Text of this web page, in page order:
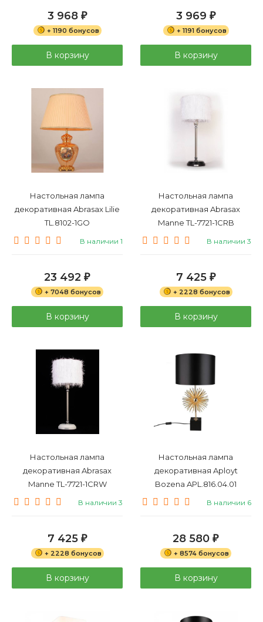
3 968 ₽
+ 1190 бонусов
В корзину
3 969 ₽
+ 1191 бонусов
В корзину
Настольная лампа
декоративная Abrasax Lilie
TL.8102-1GO
В наличии 1
23 492 ₽
+ 7048 бонусов
В корзину
Настольная лампа
декоративная Abrasax
Manne TL-7721-1CRB
В наличии 3
7 425 ₽
+ 2228 бонусов
В корзину
Настольная лампа
декоративная Abrasax
Manne TL-7721-1CRW
В наличии 3
7 425 ₽
+ 2228 бонусов
В корзину
Настольная лампа
декоративная Aployt
Bozena APL.816.04.01
В наличии 6
28 580 ₽
+ 8574 бонусов
В корзину